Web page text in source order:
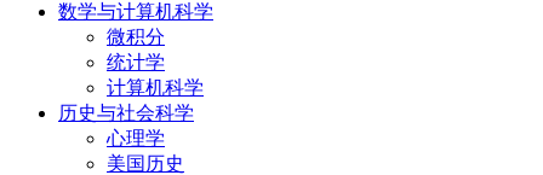
数学与计算机科学
微积分
统计学
计算机科学
历史与社会科学
心理学
美国历史